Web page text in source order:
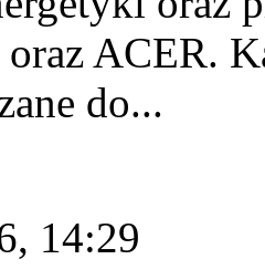
ACER.
do...
14:29